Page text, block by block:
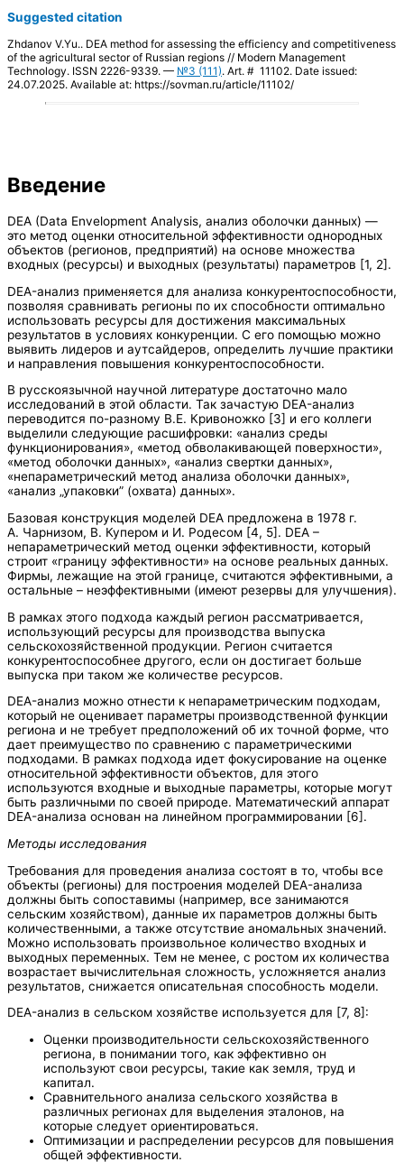
Suggested citation
Zhdanov V.Yu.. DEA method for assessing the efficiency and competitiveness
of the agricultural sector of Russian regions // Modern Management
Technology. ISSN 2226-9339. — №3 (111). Art. # 11102. Date issued:
24.07.2025. Available at: https://sovman.ru/article/11102/
Введение
DEA (Data Envelopment Analysis, анализ оболочки данных) —
это метод оценки относительной эффективности однородных
объектов (регионов, предприятий) на основе множества
входных (ресурсы) и выходных (результаты) параметров [1, 2].
DEA-анализ применяется для анализа конкурентоспособности,
позволяя сравнивать регионы по их способности оптимально
использовать ресурсы для достижения максимальных
результатов в условиях конкуренции. С его помощью можно
выявить лидеров и аутсайдеров, определить лучшие практики
и направления повышения конкурентоспособности.
В русскоязычной научной литературе достаточно мало
исследований в этой области. Так зачастую DEA-анализ
переводится по-разному В.Е. Кривоножко [3] и его коллеги
выделили следующие расшифровки: «анализ среды
функционирования», «метод обволакивающей поверхности»,
«метод оболочки данных», «анализ свертки данных»,
«непараметрический метод анализа оболочки данных»,
«анализ „упаковки” (охвата) данных».
Базовая конструкция моделей DEA предложена в 1978 г.
А. Чарнизом, В. Купером и И. Родесом [4, 5]. DEA –
непараметрический метод оценки эффективности, который
строит «границу эффективности» на основе реальных данных.
Фирмы, лежащие на этой границе, считаются эффективными, а
остальные – неэффективными (имеют резервы для улучшения).
В рамках этого подхода каждый регион рассматривается,
использующий ресурсы для производства выпуска
сельскохозяйственной продукции. Регион считается
конкурентоспособнее другого, если он достигает больше
выпуска при таком же количестве ресурсов.
DEA-анализ можно отнести к непараметрическим подходам,
который не оценивает параметры производственной функции
региона и не требует предположений об их точной форме, что
дает преимущество по сравнению с параметрическими
подходами. В рамках подхода идет фокусирование на оценке
относительной эффективности объектов, для этого
используются входные и выходные параметры, которые могут
быть различными по своей природе. Математический аппарат
DEA-анализа основан на линейном программировании [6].
Методы исследования
Требования для проведения анализа состоят в то, чтобы все
объекты (регионы) для построения моделей DEA-анализа
должны быть сопоставимы (например, все занимаются
сельским хозяйством), данные их параметров должны быть
количественными, а также отсутствие аномальных значений.
Можно использовать произвольное количество входных и
выходных переменных. Тем не менее, с ростом их количества
возрастает вычислительная сложность, усложняется анализ
результатов, снижается описательная способность модели.
DEA-анализ в сельском хозяйстве используется для [7, 8]:
Оценки производительности сельскохозяйственного
региона, в понимании того, как эффективно он
используют свои ресурсы, такие как земля, труд и
капитал.
Сравнительного анализа сельского хозяйства в
различных регионах для выделения эталонов, на
которые следует ориентироваться.
Оптимизации и распределении ресурсов для повышения
общей эффективности.